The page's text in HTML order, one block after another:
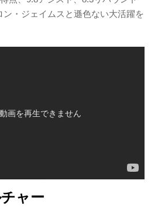
ン・ジェイムスと遜色ない大活躍を
ャー